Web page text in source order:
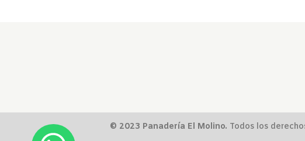
© 2023 Panadería El Molino. Todos los